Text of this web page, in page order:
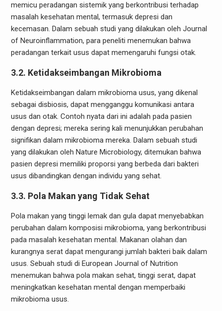
memicu peradangan sistemik yang berkontribusi terhadap
masalah kesehatan mental, termasuk depresi dan
kecemasan. Dalam sebuah studi yang dilakukan oleh Journal
of Neuroinflammation, para peneliti menemukan bahwa
peradangan terkait usus dapat memengaruhi fungsi otak.
3.2. Ketidakseimbangan Mikrobioma
Ketidakseimbangan dalam mikrobioma usus, yang dikenal
sebagai disbiosis, dapat mengganggu komunikasi antara
usus dan otak. Contoh nyata dari ini adalah pada pasien
dengan depresi; mereka sering kali menunjukkan perubahan
signifikan dalam mikrobioma mereka. Dalam sebuah studi
yang dilakukan oleh Nature Microbiology, ditemukan bahwa
pasien depresi memiliki proporsi yang berbeda dari bakteri
usus dibandingkan dengan individu yang sehat.
3.3. Pola Makan yang Tidak Sehat
Pola makan yang tinggi lemak dan gula dapat menyebabkan
perubahan dalam komposisi mikrobioma, yang berkontribusi
pada masalah kesehatan mental. Makanan olahan dan
kurangnya serat dapat mengurangi jumlah bakteri baik dalam
usus. Sebuah studi di European Journal of Nutrition
menemukan bahwa pola makan sehat, tinggi serat, dapat
meningkatkan kesehatan mental dengan memperbaiki
mikrobioma usus.